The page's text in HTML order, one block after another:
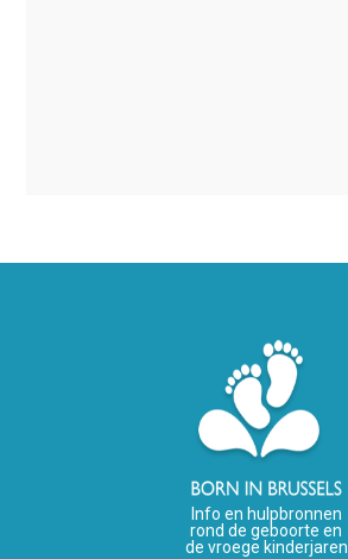
Info en hulpbronnen
rond de geboorte en
de vroege kinderjaren